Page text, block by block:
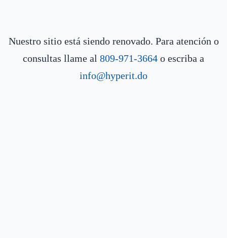
Nuestro sitio está siendo renovado. Para atención o
consultas llame al 809-971-3664 o escriba a
info@hyperit.do